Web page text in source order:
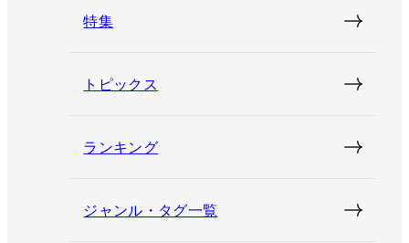
特集
トピックス
ランキング
ジャンル・タグ一覧